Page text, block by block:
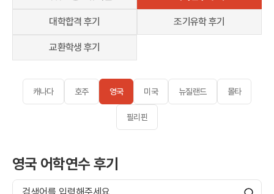
대학합격 후기 조기유학 후기
교환학생 후기
캐나다 호주 영국 미국 뉴질랜드 몰타
필리핀
영국 어학연수 후기